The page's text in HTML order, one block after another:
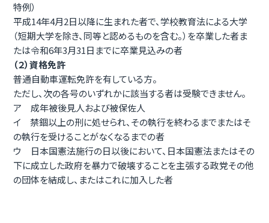
特例）
平成14年4月2日以降に生まれた者で、学校教育法による大学
（短期大学を除き、同等と認めるものを含む。）を卒業した者ま
たは令和6年3月31日までに卒業見込みの者
（２）資格免許
普通自動車運転免許を有している方。
ただし、次の各号のいずれかに該当する者は受験できません。
ア 成年被後見人および被保佐人
イ 禁錮以上の刑に処せられ、その執行を終わるまでまたはそ
の執行を受けることがなくなるまでの者
ウ 日本国憲法施行の日以後において、日本国憲法またはその
下に成立した政府を暴力で破壊することを主張する政党その他
の団体を結成し、またはこれに加入した者